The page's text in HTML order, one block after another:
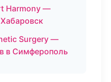
Harmony —
Surgery —
в Симферополь